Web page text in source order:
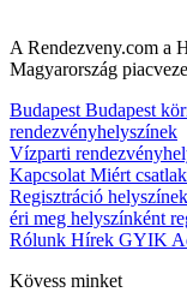
A Rendezveny.com a
Magyarország
Budapest Budapest
rendezvényhelyszínek
Vízparti
Kapcsolat Miért
Regisztráció
éri meg helyszínként
Rólunk Hírek GYIK
Kövess minket